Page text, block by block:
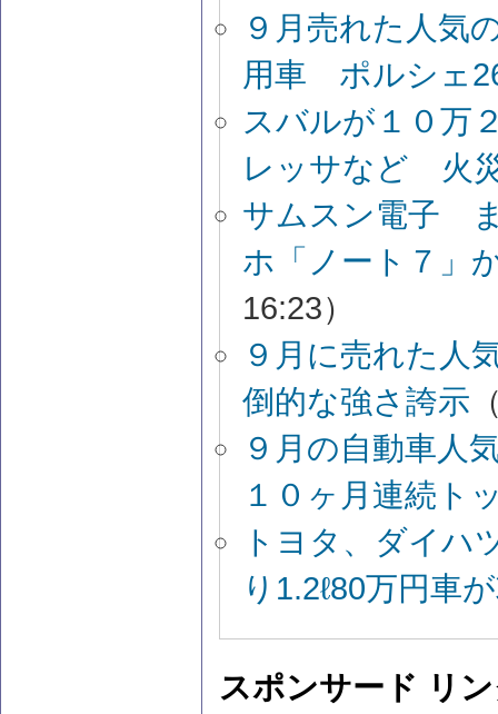
９月売れた人
用車 ポルシェ
スバルが１０万
レッサなど 火
サムスン電子
ホ「ノート７」
16:23）
９月に売れた人
倒的な強さ誇示
９月の自動車人
１０ヶ月連続ト
トヨタ、ダイ
り1.2ℓ80万円車
スポンサード リ